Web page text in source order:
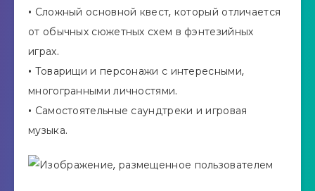
• Сложный основной квест, который отличается
от обычных сюжетных схем в фэнтезийных
играх.
• Товарищи и персонажи с интересными,
многогранными личностями.
• Самостоятельные саундтреки и игровая
музыка.